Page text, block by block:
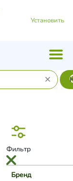
Установить
Фильтр
Бренд